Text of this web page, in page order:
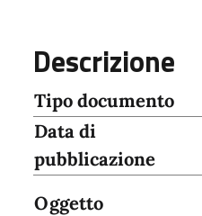
Descrizione
Tipo documento
Data di
pubblicazione
Oggetto